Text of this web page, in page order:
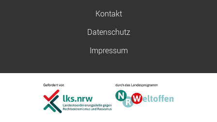
Kontakt
Datenschutz
Impressum